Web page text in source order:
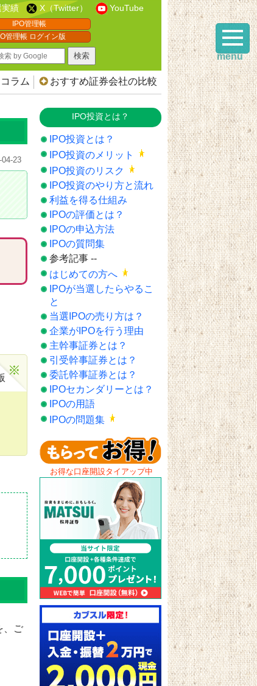
実績 X（Twitter） YouTube
IPO管理帳
管理帳 ログイン版
コラム おすすめ証券会社の比較
04-23
、ご
IPO投資とは？
IPO投資とは？
IPO投資のメリット
IPO投資のリスク
IPO投資のやり方と流れ
利益を得る仕組み
IPOの評価とは？
IPOの申込方法
IPOの質問集
参考記事
はじめての方へ
IPOが当選したらやるこ
と
当選IPOの売り方は？
企業がIPOを行う理由
主幹事証券とは？
引受幹事証券とは？
委託幹事証券とは？
IPOセカンダリーとは？
IPOの用語
IPOの問題集
お得な口座開設タイアップ中
menu